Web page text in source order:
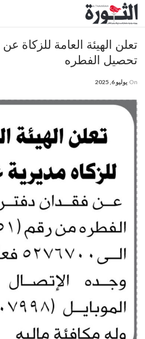
تعلن الهيئة العامة للزكاة
تحصيل الفطره
On يوليو 6, 2025